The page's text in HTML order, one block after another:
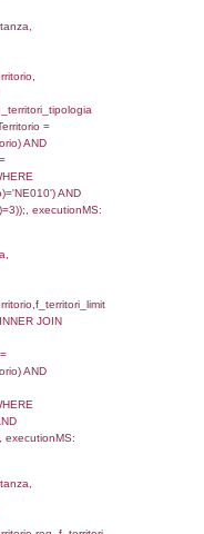
= el_nazioni.IDStato
= 2490;,
FROM
ON
((el_comuni INNER
=
ON
ON
WHERE